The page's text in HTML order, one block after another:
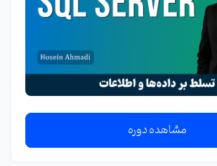
مشاهده دوره